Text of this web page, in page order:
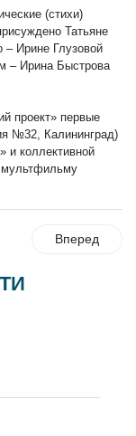
(стихи)
Татьяне
– Ирине Глузовой
– Ирина Быстрова
проект» первые
№32, Калининград)
и коллективной
мультфильму
Вперед